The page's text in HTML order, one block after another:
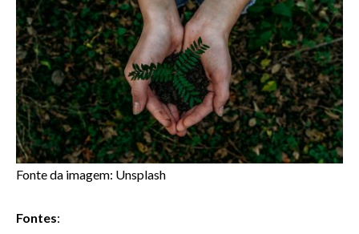
Fonte da imagem: Unsplash
Fontes: